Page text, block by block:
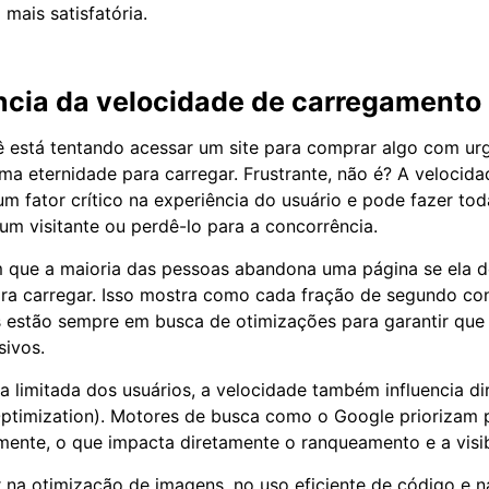
satisfatória.
da velocidade de carregamento
está tentando acessar um site para comprar algo com
eternidade para carregar. Frustrante, não é? A
fator crítico na experiência do usuário e pode fazer
visitante ou perdê-lo para a concorrência.
que a maioria das pessoas abandona uma página se ela
carregar. Isso mostra como cada fração de segundo
estão sempre em busca de otimizações para garantir
limitada dos usuários, a velocidade também influencia
Motores de busca como o Google priorizam
o que impacta diretamente o ranqueamento e a